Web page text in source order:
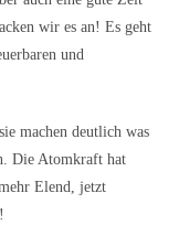
wir es an! Es geht
und
machen deutlich was
Die Atomkraft hat
Elend, jetzt